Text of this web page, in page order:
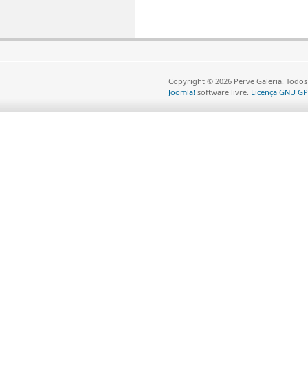
Copyright © 2026 Perve Galeria.
Joomla! software livre. Licença GNU